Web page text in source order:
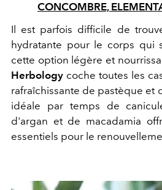
CONCOMBRE,
Il est parfois difficile de
hydratante pour le corps qui
cette option légère et
Herbology coche toutes les
rafraîchissante de pastèque et
idéale par temps de
d'argan et de macadamia
essentiels pour le